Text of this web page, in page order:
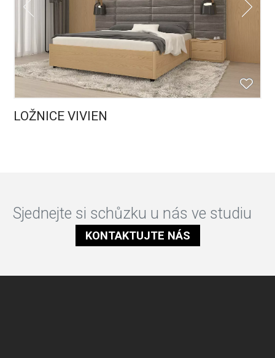
LOŽNICE VIVIEN
Sjednejte si schůzku u nás ve studiu
KONTAKTUJTE NÁS